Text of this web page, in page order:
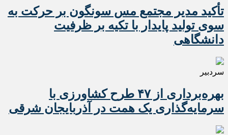
تأکید مدیر مجتمع مس سونگون بر حرکت به
سوی تولید پایدار با تکیه بر ظرفیت
دانشگاهی
سردبیر
بهره‌برداری از ۴۷ طرح کشاورزی با
سرمایه‌گذاری یک همت در آذربایجان شرقی